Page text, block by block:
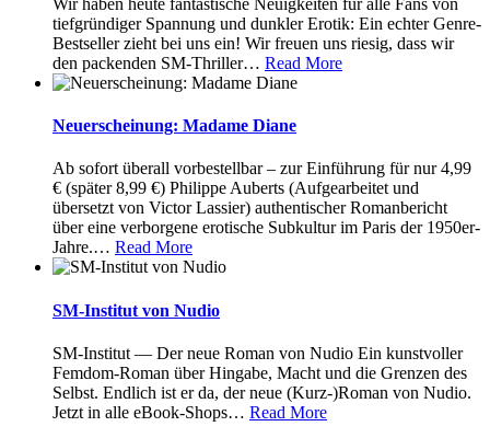
tiefgründiger Spannung und dunkler Erotik: Ein echter Genre-
Bestseller zieht bei uns ein! Wir freuen uns riesig, dass wir
den packenden SM-Thriller… Read More
Neuerscheinung: Madame Diane
Ab sofort überall vorbestellbar – zur Einführung für nur 4,99
€ (später 8,99 €) Philippe Auberts (Aufgearbeitet und
übersetzt von Victor Lassier) authentischer Romanbericht
über eine verborgene erotische Subkultur im Paris der 1950er-
Jahre.… Read More
SM-Institut von Nudio
SM-Institut — Der neue Roman von Nudio Ein kunstvoller
Femdom-Roman über Hingabe, Macht und die Grenzen des
Selbst. Endlich ist er da, der neue (Kurz-)Roman von Nudio.
Jetzt in alle eBook-Shops… Read More